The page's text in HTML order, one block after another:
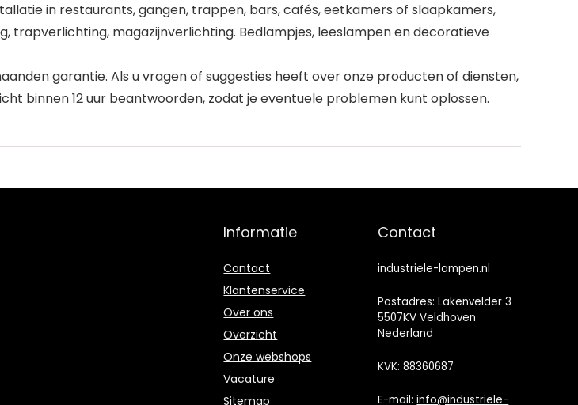
in restaurants, gangen, trappen, bars, cafés, eetkamers of slaapkamers,
trapverlichting, magazijnverlichting. Bedlampjes, leeslampen en decoratieve
garantie. Als u vragen of suggesties heeft over onze producten of diensten,
binnen 12 uur beantwoorden, zodat je eventuele problemen kunt oplossen.
Informatie
Contact
Klantenservice
Over ons
Overzicht
Onze webshops
Vacature
Sitemap
Contact
industriele-lampen.nl
Postadres: Lakenvelder 3
5507KV Veldhoven
Nederland
KVK: 88360687
E-mail:info@industriele-